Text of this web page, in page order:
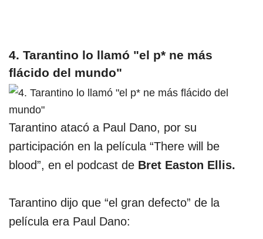
4. Tarantino lo llamó "el p* ne más
flácido del mundo"
Tarantino atacó a Paul Dano, por su
participación en la película “There will be
blood”, en el podcast de Bret Easton Ellis.
Tarantino dijo que “el gran defecto” de la
película era Paul Dano: